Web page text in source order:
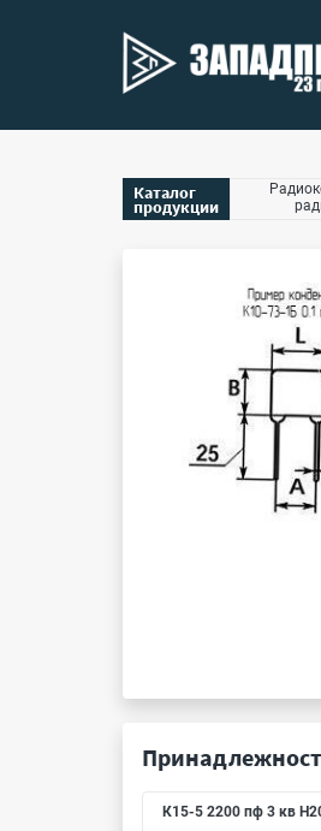
Каталог
продукции
К15-5 2200 пф 3 кв